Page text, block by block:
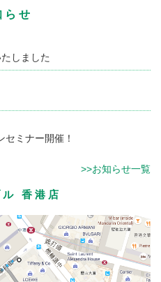
らせ
しました
ミナー開催！
>>お知らせ一覧
ル 香港店